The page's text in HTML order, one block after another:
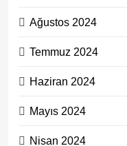
Ağustos 2024
Temmuz 2024
Haziran 2024
Mayıs 2024
Nisan 2024